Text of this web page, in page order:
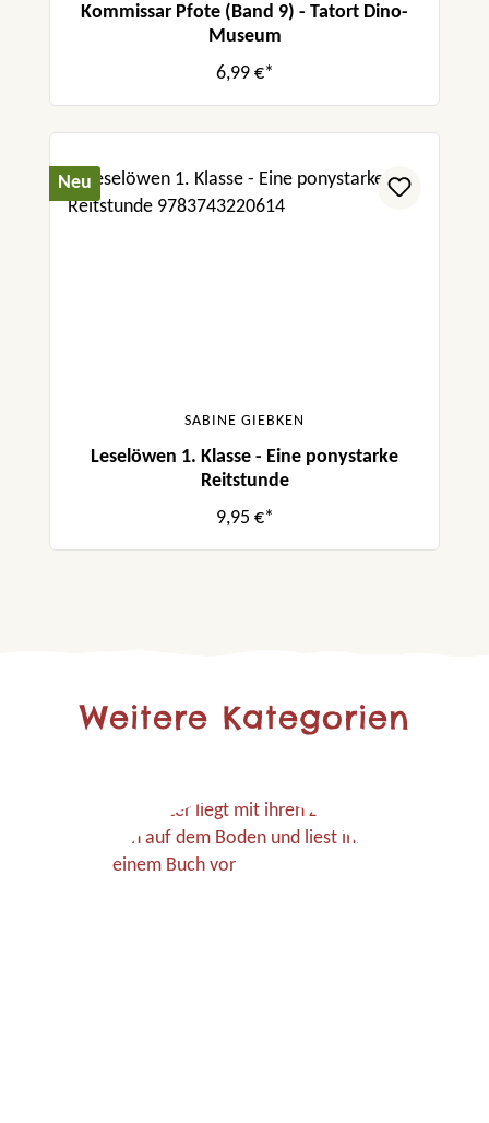
Kommissar Pfote (Band 9) - Tatort Dino-
Museum
6,99 €*
Neu
SABINE GIEBKEN
Leselöwen 1. Klasse - Eine ponystarke
Reitstunde
9,95 €*
Weitere Kategorien